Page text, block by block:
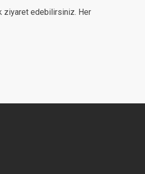
ziyaret edebilirsiniz. Her